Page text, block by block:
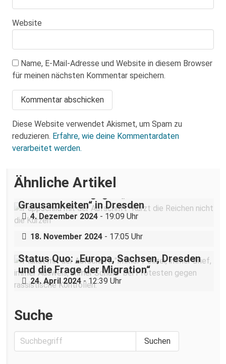
Website
Name, E-Mail-Adresse und Website in diesem Browser
für meinen nächsten Kommentar speichern.
Diese Website verwendet Akismet, um Spam zu
reduzieren. Erfahre, wie deine Kommentardaten
verarbeitet werden.
Ähnliche Artikel
„Teilhabe ist nicht verhandelbar“–
Grausamkeiten“ in Dresden
4. Dezember 2024 - 19:09 Uhr
Nazigruppe sucht (und bekommt) Stress
in der Dresdner Neustadt
18. November 2024 - 17:05 Uhr
Status Quo: „Europa, Sachsen, Dresden
und die Frage der Migration“
24. April 2024 - 12:39 Uhr
Suche